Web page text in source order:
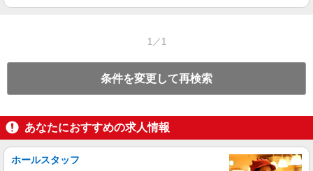
1／1
条件を変更して再検索
あなたにおすすめの求人情報
ホールスタッフ